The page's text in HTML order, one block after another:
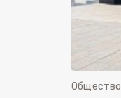
Общество